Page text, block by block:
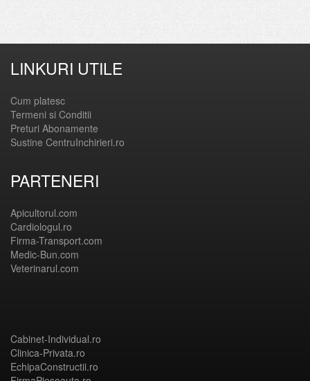
LINKURI UTILE
Cum platesc
Termeni si Conditii
Preturi Abonamente
Sustine CentruInchirieri.ro
PARTENERI
Apicultorul.com
Cardiologul.ro
Firma-Transport.com
Medic-Bun.com
Veterinarul.com
Cabinet-Individual.ro
Clinica-Privata.ro
EchipaConstructii.ro